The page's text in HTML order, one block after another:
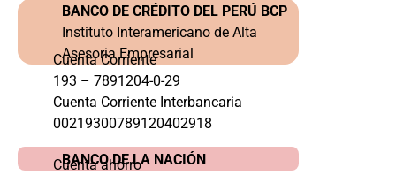
BANCO DE CRÉDITO DEL PERÚ BCP
Instituto Interamericano de Alta
Asesoria Empresarial
Cuenta Corriente
193 – 7891204-0-29
Cuenta Corriente Interbancaria
00219300789120402918
BANCO DE LA NACIÓN
Cuenta ahorro